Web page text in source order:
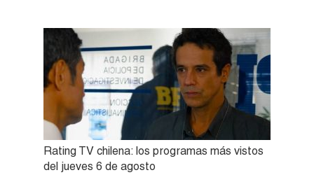
Rating TV chilena: los programas más vistos
del jueves 6 de agosto